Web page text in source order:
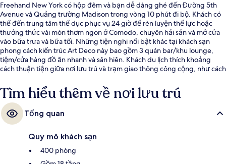
Freehand New York có hộp đêm và bạn dễ dàng ghé đến Đường 5th
Avenue và Quảng trường Madison trong vòng 10 phút đi bộ. Khách có
thể đến trung tâm thể dục phục vụ 24 giờ để rèn luyện thể lực hoặc
thưởng thức vài món thơm ngon ở Comodo, chuyên hải sản và mở cửa
vào bữa trưa và bữa tối. Những tiện nghi nổi bật khác tại khách sạn
phong cách kiến trúc Art Deco này bao gồm 3 quán bar/khu lounge,
tiệm/cửa hàng đồ ăn nhanh và sân hiên. Khách du lịch thích khoảng
cách thuận tiện giữa nơi lưu trú và trạm giao thông công cộng, như cách
Tìm hiểu thêm về nơi lưu trú
Tổng quan
Quy mô khách sạn
400 phòng